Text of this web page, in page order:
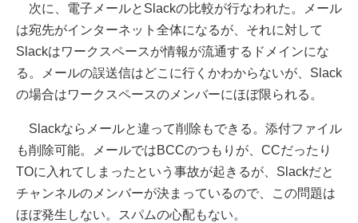
次に、電子メールとSlackの比較が行なわれた。メール
は宛先がインターネット全体になるが、それに対して
Slackはワークスペースが情報が流通するドメインにな
る。メールの誤送信はどこに行くかわからないが、Slack
の場合はワークスペースのメンバーにほぼ限られる。
Slackならメールと違って削除もできる。添付ファイル
も削除可能。メールではBCCのつもりが、CCだったり
TOに入れてしまったという事故が起きるが、Slackだと
チャンネルのメンバーが決まっているので、この問題は
ほぼ発生しない。スパムの心配もない。